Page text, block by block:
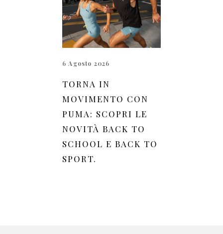
6 Agosto 2026
TORNA IN
MOVIMENTO CON
PUMA: SCOPRI LE
NOVITÀ BACK TO
SCHOOL E BACK TO
SPORT.